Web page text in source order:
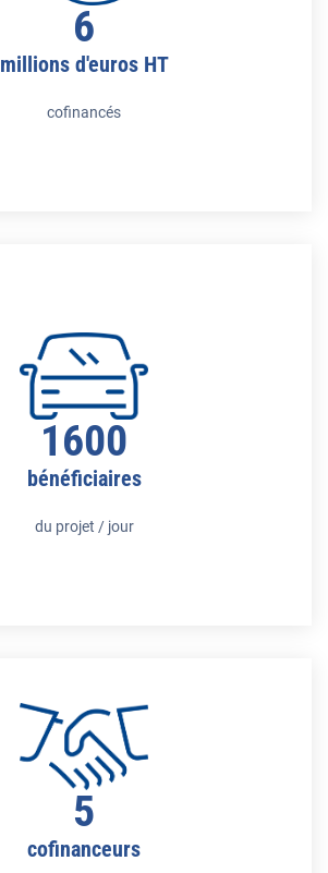
6
millions d'euros HT
cofinancés
1600
bénéficiaires
du projet / jour
5
cofinanceurs